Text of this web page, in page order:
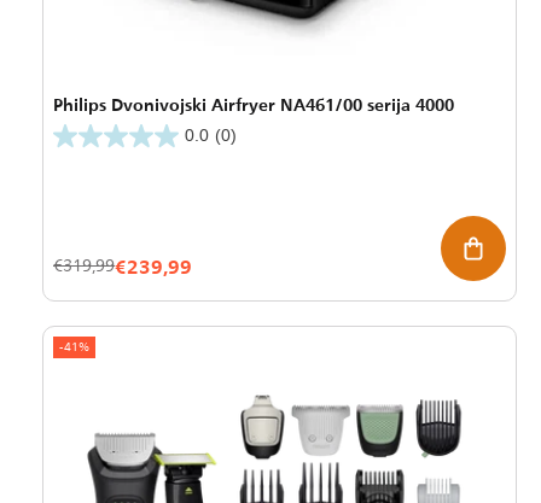
Philips Dvonivojski Airfryer NA461/00 serija 4000
0.0 (0)
€239,99
€319,99
-41%